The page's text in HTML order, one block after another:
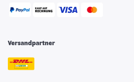
Versandpartner